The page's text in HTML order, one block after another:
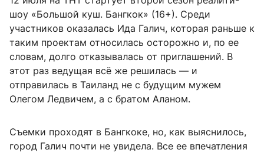
шоу «Большой куш. Бангкок» (16+). Среди
участников оказалась Ида Галич, которая раньше к
таким проектам относилась осторожно и, по ее
словам, долго отказывалась от приглашений. В
этот раз ведущая всё же решилась — и
отправилась в Таиланд не с будущим мужем
Олегом Ледвичем, а с братом Аланом.
Съемки проходят в Бангкоке, но, как выяснилось,
город Галич почти не увидела. Все ее впечатления